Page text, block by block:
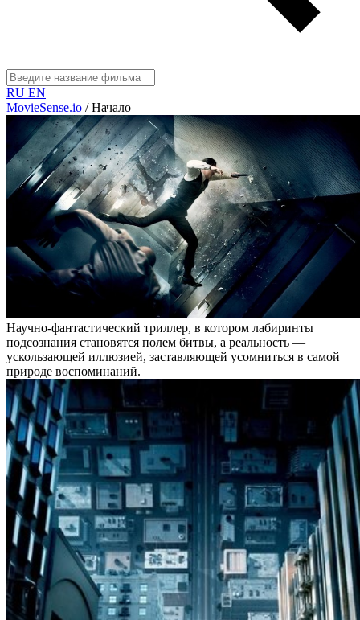
RU EN
MovieSense.io / Начало
Научно-фантастический триллер, в котором лабиринты
подсознания становятся полем битвы, а реальность —
ускользающей иллюзией, заставляющей усомниться в самой
природе воспоминаний.